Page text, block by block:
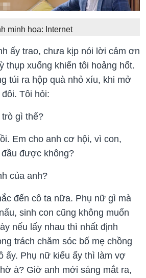
minh họa: Internet
ấy trao, chưa kịp nói lời cảm ơn
thụp xuống khiến tôi hoảng hốt.
túi ra hộp quà nhỏ xíu, khi mở
Tôi hỏi:
gì thế?
Em cho anh cơ hội, vì con,
được không?
của anh?
đến cô ta nữa. Phụ nữ gì mà
sinh con cũng không muốn
nếu lấy nhau thì nhất định
trách chăm sóc bố mẹ chồng
ấy. Phụ nữ kiểu ấy thì làm vợ
à? Giờ anh mới sáng mắt ra,